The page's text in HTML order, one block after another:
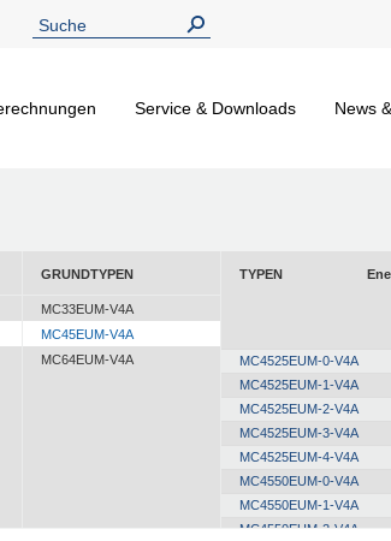
Service & Downloads News
GRUNDTYPEN
MC33EUM-V4A
MC45EUM-V4A
MC64EUM-V4A
TYPEN
MC4525EUM-0-V4A
MC4525EUM-1-V4A
MC4525EUM-2-V4A
MC4525EUM-3-V4A
MC4525EUM-4-V4A
MC4550EUM-0-V4A
MC4550EUM-1-V4A
MC4550EUM-2-V4A